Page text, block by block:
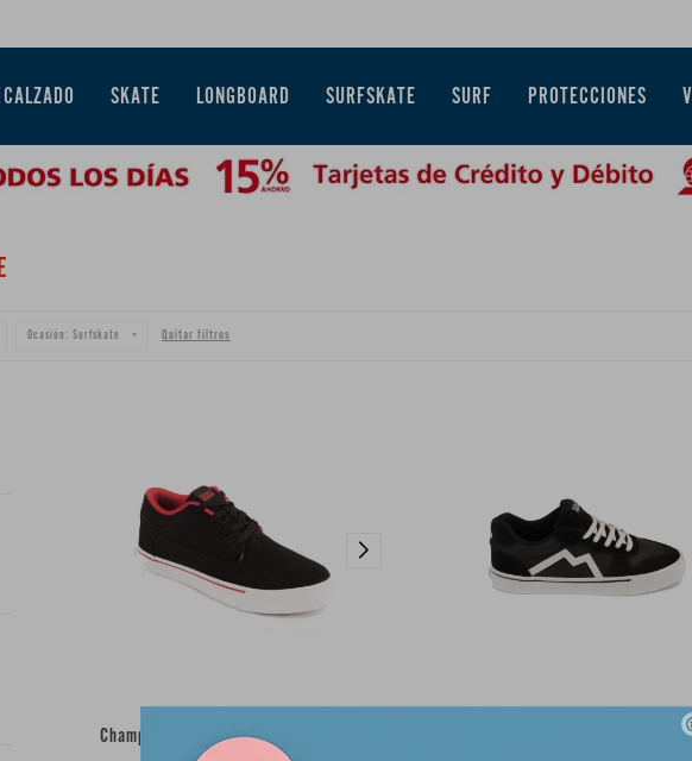
CALZADO SKATE LONGBOARD SURFSKATE SURF PROTECCIONES
Ocasión: Surfskate Quitar filtros
Championes Maui and Sons - Kapalua -
Championes Maui and Sons - K-